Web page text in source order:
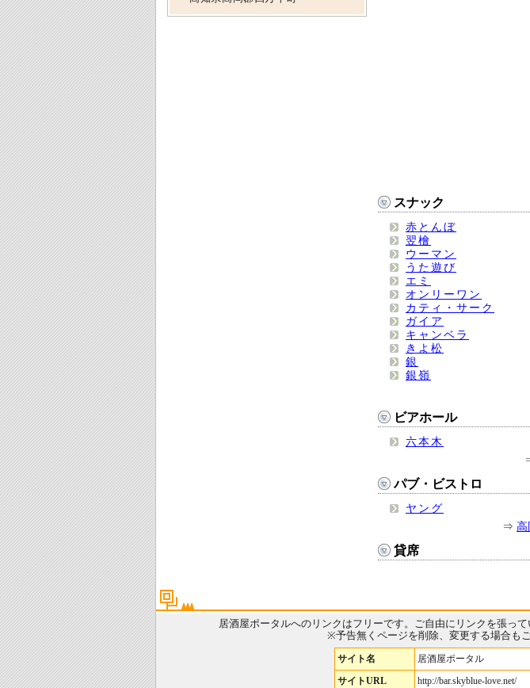
スナック
赤とんぼ
翌檜
ウーマン
うた遊び
エミ
オンリーワン
カティ・サーク
ガイア
キャンベラ
きよ松
銀
銀嶺
ビアホール
六本木
パブ・ビストロ
ヤング
⇒ 高
貸席
居酒屋ポータルへのリンクはフリーです。ご自由にリンクを張っ
※予告無くページを削除、変更する場合も
サイト名 居酒屋ポータル
サイトURL http://bar.skyblue-love.net/